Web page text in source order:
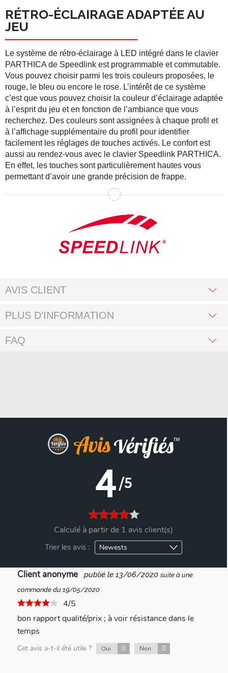
RÉTRO-ÉCLAIRAGE ADAPTÉE AU
JEU
Le système de rétro-éclairage à LED intégré dans le clavier
PARTHICA de Speedlink est programmable et commutable.
Vous pouvez choisir parmi les trois couleurs proposées, le
rouge, le bleu ou encore le rose. L’intérêt de ce système
c’est que vous pouvez choisir la couleur d’éclairage adaptée
à l’esprit du jeu et en fonction de l’ambiance que vous
recherchez. Des couleurs sont assignées à chaque profil et
à l’affichage supplémentaire du profil pour identifier
facilement les réglages de touches activés. Le confort est
aussi au rendez-vous avec le clavier Speedlink PARTHICA.
En effet, les touches sont particulièrement hautes vous
permettant d’avoir une grande précision de frappe.
AVIS CLIENT
PLUS D’INFORMATION
FAQ
4/5
Calculé à partir de 1 avis client(s)
Trier les avis :
Client anonyme publié le 13/06/2020 suite à une
commande du 19/05/2020
4/5
bon rapport qualité/prix ; à voir résistance dans le
temps
Cet avis a-t-il été utile ? Oui 0 Non 0